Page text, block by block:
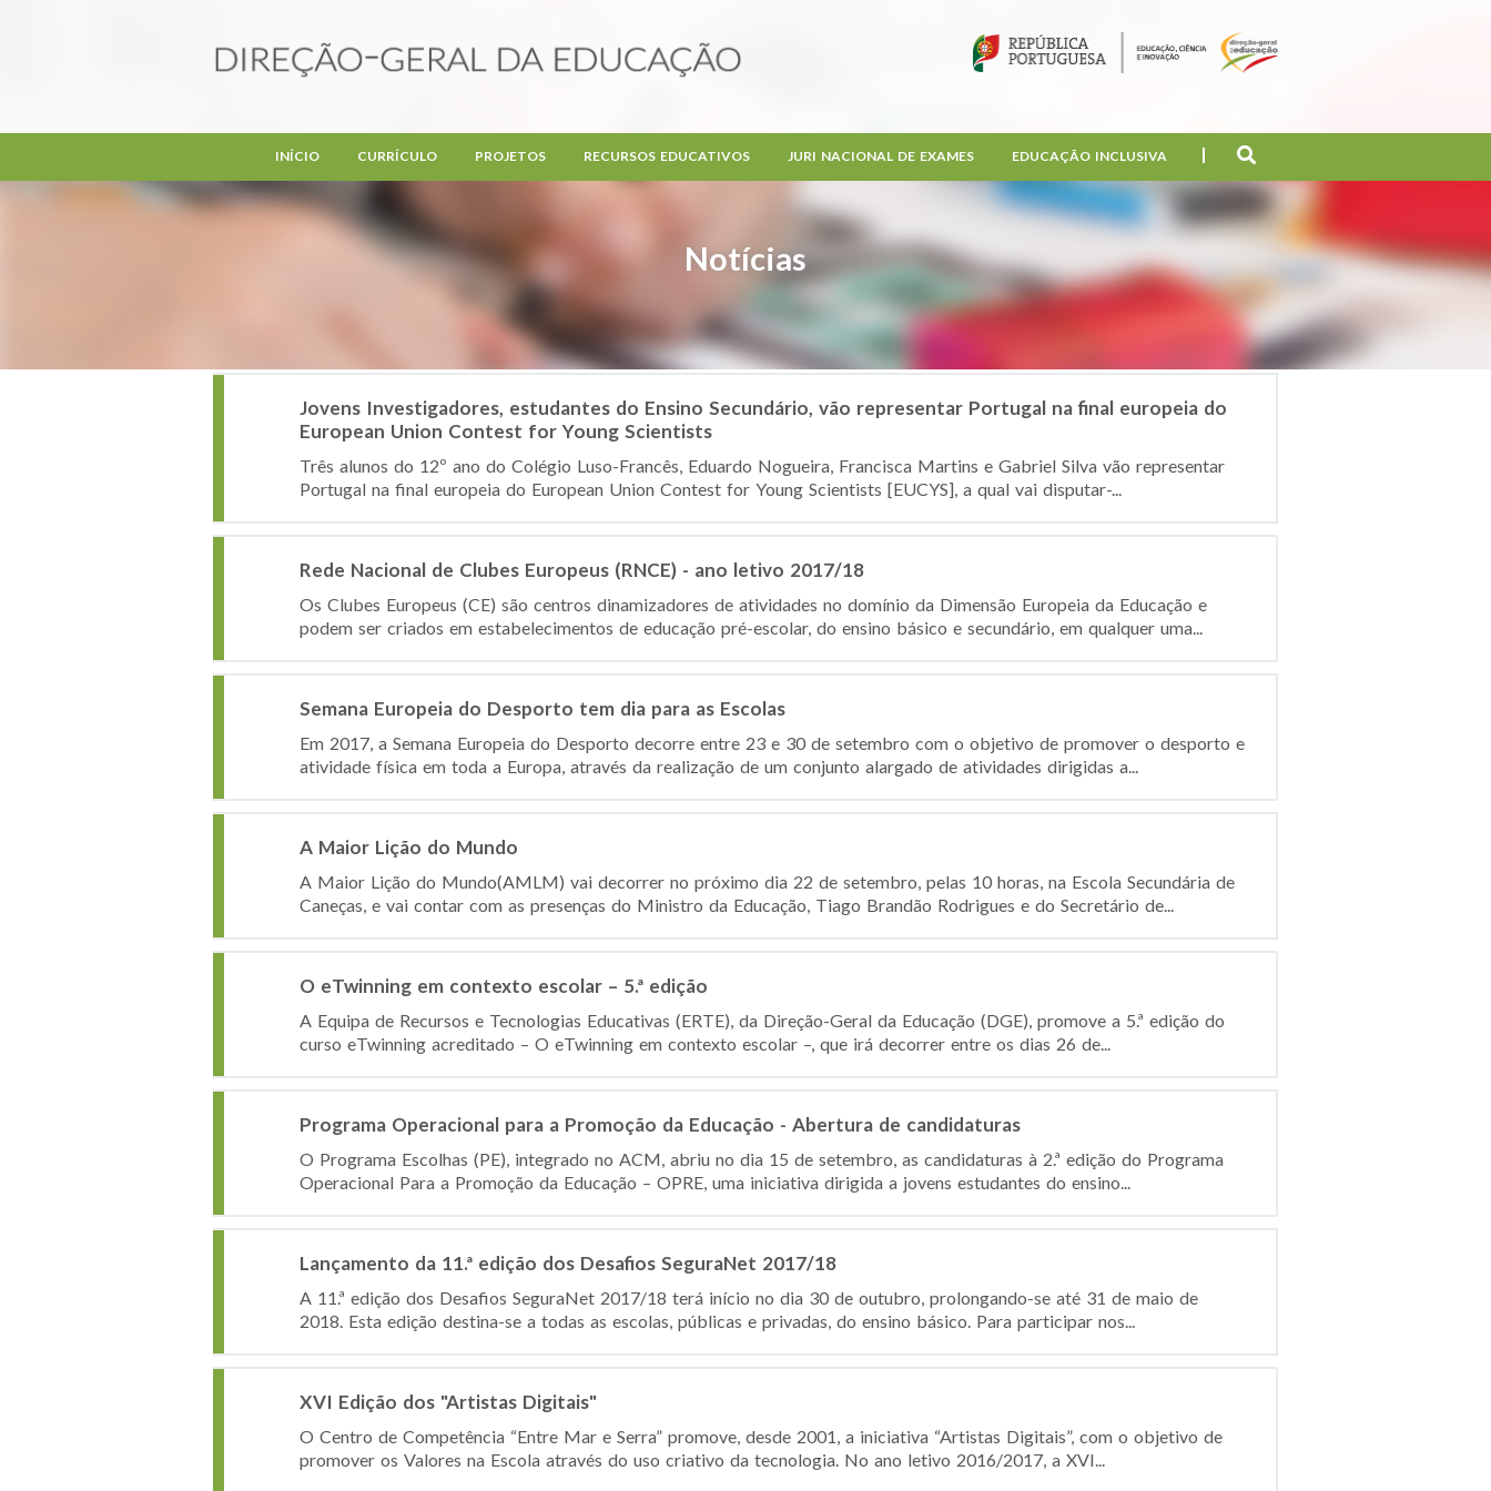
Notícias
INÍCIO CURRÍCULO PROJETOS RECURSOS EDUCATIVOS JURI NACIONAL DE EXAMES EDUCAÇÃO INCLUSIVA
Jovens Investigadores, estudantes do Ensino Secundário, vão representar Portugal na final europeia do
European Union Contest for Young Scientists
Três alunos do 12º ano do Colégio Luso-Francês, Eduardo Nogueira, Francisca Martins e Gabriel Silva vão representar
Portugal na final europeia do European Union Contest for Young Scientists [EUCYS], a qual vai disputar-...
Rede Nacional de Clubes Europeus (RNCE) - ano letivo 2017/18
Os Clubes Europeus (CE) são centros dinamizadores de atividades no domínio da Dimensão Europeia da Educação e
podem ser criados em estabelecimentos de educação pré-escolar, do ensino básico e secundário, em qualquer uma...
Semana Europeia do Desporto tem dia para as Escolas
Em 2017, a Semana Europeia do Desporto decorre entre 23 e 30 de setembro com o objetivo de promover o desporto e
atividade física em toda a Europa, através da realização de um conjunto alargado de atividades dirigidas a...
A Maior Lição do Mundo
A Maior Lição do Mundo(AMLM) vai decorrer no próximo dia 22 de setembro, pelas 10 horas, na Escola Secundária de
Caneças, e vai contar com as presenças do Ministro da Educação, Tiago Brandão Rodrigues e do Secretário de...
O eTwinning em contexto escolar – 5.ª edição
A Equipa de Recursos e Tecnologias Educativas (ERTE), da Direção-Geral da Educação (DGE), promove a 5.ª edição do
curso eTwinning acreditado – O eTwinning em contexto escolar –, que irá decorrer entre os dias 26 de...
Programa Operacional para a Promoção da Educação - Abertura de candidaturas
O Programa Escolhas (PE), integrado no ACM, abriu no dia 15 de setembro, as candidaturas à 2.ª edição do Programa
Operacional Para a Promoção da Educação – OPRE, uma iniciativa dirigida a jovens estudantes do ensino...
Lançamento da 11.ª edição dos Desafios SeguraNet 2017/18
A 11.ª edição dos Desafios SeguraNet 2017/18 terá início no dia 30 de outubro, prolongando-se até 31 de maio de
2018. Esta edição destina-se a todas as escolas, públicas e privadas, do ensino básico. Para participar nos...
XVI Edição dos "Artistas Digitais"
O Centro de Competência “Entre Mar e Serra” promove, desde 2001, a iniciativa “Artistas Digitais”, com o objetivo de
promover os Valores na Escola através do uso criativo da tecnologia. No ano letivo 2016/2017, a XVI...